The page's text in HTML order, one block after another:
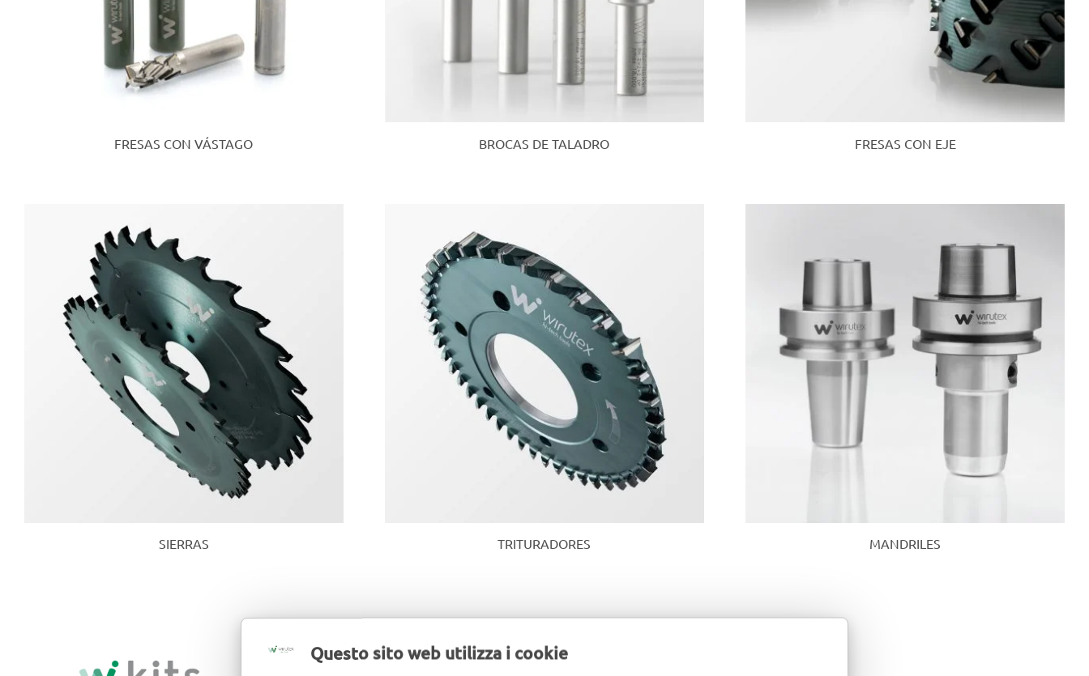
Questo sito web utilizza i cookie
FRESAS CON VÁSTAGO BROCAS DE TALADRO FRESAS CON EJE
SIERRAS TRITURADORES MANDRILES